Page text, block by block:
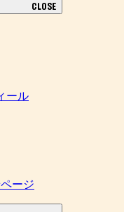
CLOSE
ール
ージ